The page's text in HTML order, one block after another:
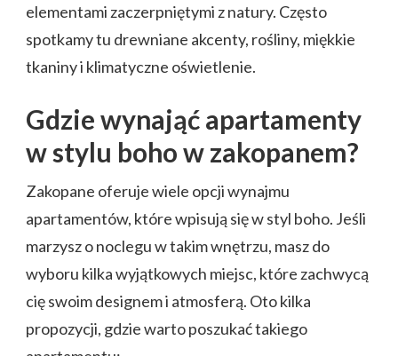
elementami zaczerpniętymi z natury. Często
spotkamy tu drewniane akcenty, rośliny, miękkie
tkaniny i klimatyczne oświetlenie.
Gdzie wynająć apartamenty
w stylu boho w zakopanem?
Zakopane oferuje wiele opcji wynajmu
apartamentów, które wpisują się w styl boho. Jeśli
marzysz o noclegu w takim wnętrzu, masz do
wyboru kilka wyjątkowych miejsc, które zachwycą
cię swoim designem i atmosferą. Oto kilka
propozycji, gdzie warto poszukać takiego